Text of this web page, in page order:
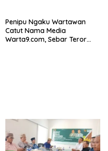
Penipu Ngaku Wartawan
Catut Nama Media
Warta9.com, Sebar Teror